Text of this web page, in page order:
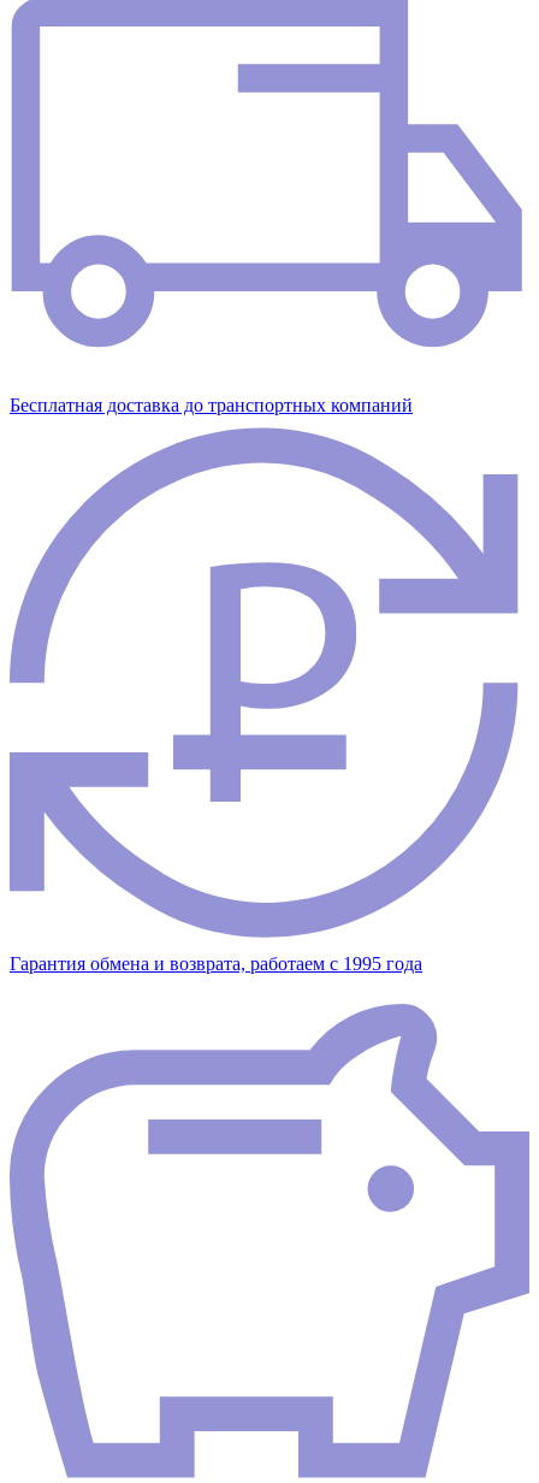
Бесплатная доставка до транспортных компаний
Гарантия обмена и возврата, работаем с 1995 года